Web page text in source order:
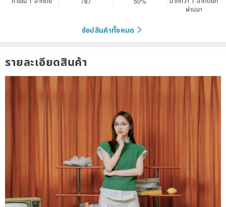
ผ่านมา
ช้อปสินค้าทั้งหมด
รายละเอียดสินค้า